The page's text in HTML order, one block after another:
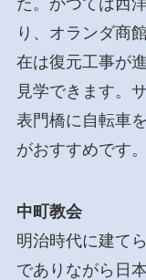
た。かつては西
り、オランダ商
在は復元工事が
見学できます。
表門橋に自転車
がおすすめです。
中町教会
明治時代に建て
でありながら日